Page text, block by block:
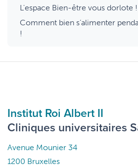
L'espace Bien-être vous dorlote !
Comment bien s’alimenter
!
Institut Roi Albert II
Cliniques universitaires
Avenue Mounier 34
1200 Bruxelles